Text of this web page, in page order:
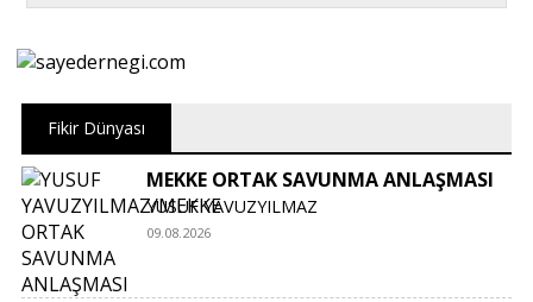
Fikir Dünyası
MEKKE ORTAK SAVUNMA ANLAŞMASI
YUSUF YAVUZYILMAZ
09.08.2026